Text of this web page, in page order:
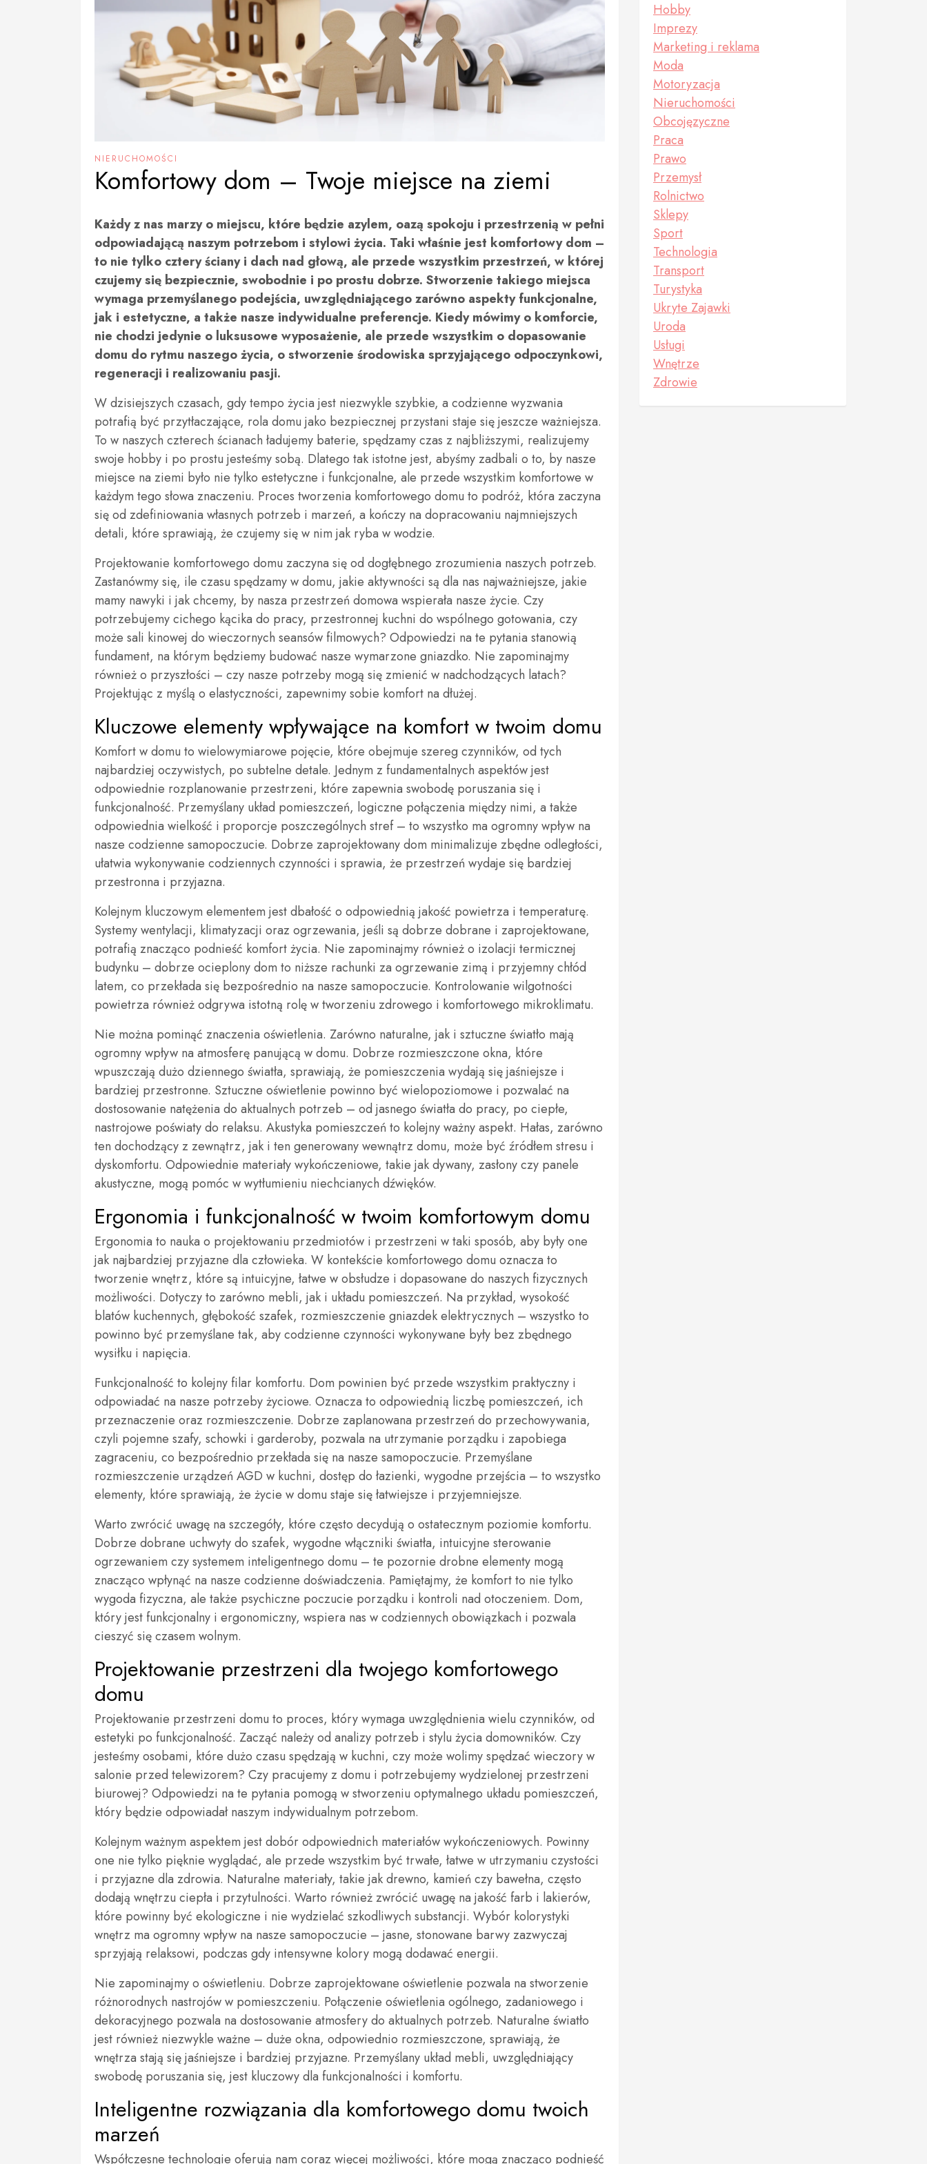
NIERUCHOMOŚCI
Komfortowy dom – Twoje miejsce na ziemi
Każdy z nas marzy o miejscu, które będzie azylem, oazą spokoju i przestrzenią w pełni
odpowiadającą naszym potrzebom i stylowi życia. Taki właśnie jest komfortowy dom –
to nie tylko cztery ściany i dach nad głową, ale przede wszystkim przestrzeń, w której
czujemy się bezpiecznie, swobodnie i po prostu dobrze. Stworzenie takiego miejsca
wymaga przemyślanego podejścia, uwzględniającego zarówno aspekty funkcjonalne,
jak i estetyczne, a także nasze indywidualne preferencje. Kiedy mówimy o komforcie,
nie chodzi jedynie o luksusowe wyposażenie, ale przede wszystkim o dopasowanie
domu do rytmu naszego życia, o stworzenie środowiska sprzyjającego odpoczynkowi,
regeneracji i realizowaniu pasji.
W dzisiejszych czasach, gdy tempo życia jest niezwykle szybkie, a codzienne wyzwania
potrafią być przytłaczające, rola domu jako bezpiecznej przystani staje się jeszcze ważniejsza.
To w naszych czterech ścianach ładujemy baterie, spędzamy czas z najbliższymi, realizujemy
swoje hobby i po prostu jesteśmy sobą. Dlatego tak istotne jest, abyśmy zadbali o to, by nasze
miejsce na ziemi było nie tylko estetyczne i funkcjonalne, ale przede wszystkim komfortowe w
każdym tego słowa znaczeniu. Proces tworzenia komfortowego domu to podróż, która zaczyna
się od zdefiniowania własnych potrzeb i marzeń, a kończy na dopracowaniu najmniejszych
detali, które sprawiają, że czujemy się w nim jak ryba w wodzie.
Projektowanie komfortowego domu zaczyna się od dogłębnego zrozumienia naszych potrzeb.
Zastanówmy się, ile czasu spędzamy w domu, jakie aktywności są dla nas najważniejsze, jakie
mamy nawyki i jak chcemy, by nasza przestrzeń domowa wspierała nasze życie. Czy
potrzebujemy cichego kącika do pracy, przestronnej kuchni do wspólnego gotowania, czy
może sali kinowej do wieczornych seansów filmowych? Odpowiedzi na te pytania stanowią
fundament, na którym będziemy budować nasze wymarzone gniazdko. Nie zapominajmy
również o przyszłości – czy nasze potrzeby mogą się zmienić w nadchodzących latach?
Projektując z myślą o elastyczności, zapewnimy sobie komfort na dłużej.
Kluczowe elementy wpływające na komfort w twoim domu
Komfort w domu to wielowymiarowe pojęcie, które obejmuje szereg czynników, od tych
najbardziej oczywistych, po subtelne detale. Jednym z fundamentalnych aspektów jest
odpowiednie rozplanowanie przestrzeni, które zapewnia swobodę poruszania się i
funkcjonalność. Przemyślany układ pomieszczeń, logiczne połączenia między nimi, a także
odpowiednia wielkość i proporcje poszczególnych stref – to wszystko ma ogromny wpływ na
nasze codzienne samopoczucie. Dobrze zaprojektowany dom minimalizuje zbędne odległości,
ułatwia wykonywanie codziennych czynności i sprawia, że przestrzeń wydaje się bardziej
przestronna i przyjazna.
Kolejnym kluczowym elementem jest dbałość o odpowiednią jakość powietrza i temperaturę.
Systemy wentylacji, klimatyzacji oraz ogrzewania, jeśli są dobrze dobrane i zaprojektowane,
potrafią znacząco podnieść komfort życia. Nie zapominajmy również o izolacji termicznej
budynku – dobrze ocieplony dom to niższe rachunki za ogrzewanie zimą i przyjemny chłód
latem, co przekłada się bezpośrednio na nasze samopoczucie. Kontrolowanie wilgotności
powietrza również odgrywa istotną rolę w tworzeniu zdrowego i komfortowego mikroklimatu.
Nie można pominąć znaczenia oświetlenia. Zarówno naturalne, jak i sztuczne światło mają
ogromny wpływ na atmosferę panującą w domu. Dobrze rozmieszczone okna, które
wpuszczają dużo dziennego światła, sprawiają, że pomieszczenia wydają się jaśniejsze i
bardziej przestronne. Sztuczne oświetlenie powinno być wielopoziomowe i pozwalać na
dostosowanie natężenia do aktualnych potrzeb – od jasnego światła do pracy, po ciepłe,
nastrojowe poświaty do relaksu. Akustyka pomieszczeń to kolejny ważny aspekt. Hałas, zarówno
ten dochodzący z zewnątrz, jak i ten generowany wewnątrz domu, może być źródłem stresu i
dyskomfortu. Odpowiednie materiały wykończeniowe, takie jak dywany, zasłony czy panele
akustyczne, mogą pomóc w wytłumieniu niechcianych dźwięków.
Ergonomia i funkcjonalność w twoim komfortowym domu
Ergonomia to nauka o projektowaniu przedmiotów i przestrzeni w taki sposób, aby były one
jak najbardziej przyjazne dla człowieka. W kontekście komfortowego domu oznacza to
tworzenie wnętrz, które są intuicyjne, łatwe w obsłudze i dopasowane do naszych fizycznych
możliwości. Dotyczy to zarówno mebli, jak i układu pomieszczeń. Na przykład, wysokość
blatów kuchennych, głębokość szafek, rozmieszczenie gniazdek elektrycznych – wszystko to
powinno być przemyślane tak, aby codzienne czynności wykonywane były bez zbędnego
wysiłku i napięcia.
Funkcjonalność to kolejny filar komfortu. Dom powinien być przede wszystkim praktyczny i
odpowiadać na nasze potrzeby życiowe. Oznacza to odpowiednią liczbę pomieszczeń, ich
przeznaczenie oraz rozmieszczenie. Dobrze zaplanowana przestrzeń do przechowywania,
czyli pojemne szafy, schowki i garderoby, pozwala na utrzymanie porządku i zapobiega
zagraceniu, co bezpośrednio przekłada się na nasze samopoczucie. Przemyślane
rozmieszczenie urządzeń AGD w kuchni, dostęp do łazienki, wygodne przejścia – to wszystko
elementy, które sprawiają, że życie w domu staje się łatwiejsze i przyjemniejsze.
Warto zwrócić uwagę na szczegóły, które często decydują o ostatecznym poziomie komfortu.
Dobrze dobrane uchwyty do szafek, wygodne włączniki światła, intuicyjne sterowanie
ogrzewaniem czy systemem inteligentnego domu – te pozornie drobne elementy mogą
znacząco wpłynąć na nasze codzienne doświadczenia. Pamiętajmy, że komfort to nie tylko
wygoda fizyczna, ale także psychiczne poczucie porządku i kontroli nad otoczeniem. Dom,
który jest funkcjonalny i ergonomiczny, wspiera nas w codziennych obowiązkach i pozwala
cieszyć się czasem wolnym.
Projektowanie przestrzeni dla twojego komfortowego
domu
Projektowanie przestrzeni domu to proces, który wymaga uwzględnienia wielu czynników, od
estetyki po funkcjonalność. Zacząć należy od analizy potrzeb i stylu życia domowników. Czy
jesteśmy osobami, które dużo czasu spędzają w kuchni, czy może wolimy spędzać wieczory w
salonie przed telewizorem? Czy pracujemy z domu i potrzebujemy wydzielonej przestrzeni
biurowej? Odpowiedzi na te pytania pomogą w stworzeniu optymalnego układu pomieszczeń,
który będzie odpowiadał naszym indywidualnym potrzebom.
Kolejnym ważnym aspektem jest dobór odpowiednich materiałów wykończeniowych. Powinny
one nie tylko pięknie wyglądać, ale przede wszystkim być trwałe, łatwe w utrzymaniu czystości
i przyjazne dla zdrowia. Naturalne materiały, takie jak drewno, kamień czy bawełna, często
dodają wnętrzu ciepła i przytulności. Warto również zwrócić uwagę na jakość farb i lakierów,
które powinny być ekologiczne i nie wydzielać szkodliwych substancji. Wybór kolorystyki
wnętrz ma ogromny wpływ na nasze samopoczucie – jasne, stonowane barwy zazwyczaj
sprzyjają relaksowi, podczas gdy intensywne kolory mogą dodawać energii.
Nie zapominajmy o oświetleniu. Dobrze zaprojektowane oświetlenie pozwala na stworzenie
różnorodnych nastrojów w pomieszczeniu. Połączenie oświetlenia ogólnego, zadaniowego i
dekoracyjnego pozwala na dostosowanie atmosfery do aktualnych potrzeb. Naturalne światło
jest również niezwykle ważne – duże okna, odpowiednio rozmieszczone, sprawiają, że
wnętrza stają się jaśniejsze i bardziej przyjazne. Przemyślany układ mebli, uwzględniający
swobodę poruszania się, jest kluczowy dla funkcjonalności i komfortu.
Inteligentne rozwiązania dla komfortowego domu twoich
marzeń
Współczesne technologie oferują nam coraz więcej możliwości, które mogą znacząco podnieść
Hobby
Imprezy
Marketing i reklama
Moda
Motoryzacja
Nieruchomości
Obcojęzyczne
Praca
Prawo
Przemysł
Rolnictwo
Sklepy
Sport
Technologia
Transport
Turystyka
Ukryte Zajawki
Uroda
Usługi
Wnętrze
Zdrowie